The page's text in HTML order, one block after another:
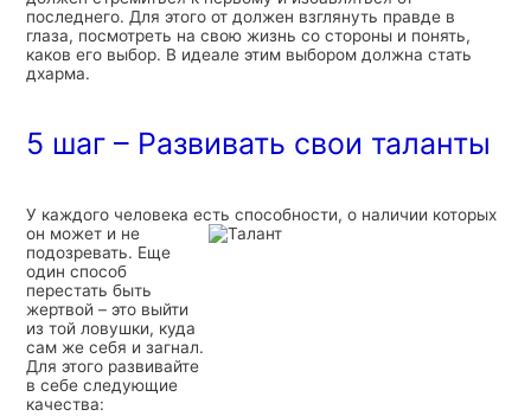
последнего. Для этого от должен взглянуть правде в
глаза, посмотреть на свою жизнь со стороны и понять,
каков его выбор. В идеале этим выбором должна стать
дхарма.
5 шаг – Развивать свои таланты
У каждого человека есть способности, о наличии которых
он может и не
подозревать. Еще
один способ
перестать быть
жертвой – это выйти
из той ловушки, куда
сам же себя и загнал.
Для этого развивайте
в себе следующие
качества: